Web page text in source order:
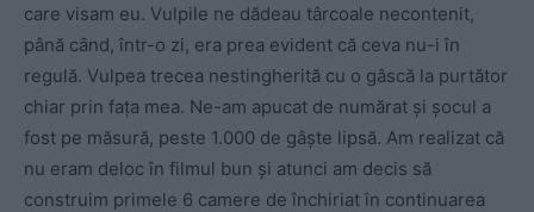
care visam eu. Vulpile ne dădeau târcoale necontenit,
până când, într-o zi, era prea evident că ceva nu-i în
regulă. Vulpea trecea nestingherită cu o gâscă la purtător
chiar prin fața mea. Ne-am apucat de numărat și șocul a
fost pe măsură, peste 1.000 de gâște lipsă. Am realizat că
nu eram deloc în filmul bun și atunci am decis să
construim primele 6 camere de închiriat în continuarea